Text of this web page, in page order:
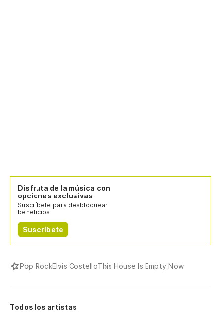
Disfruta de la música con
opciones exclusivas
Suscríbete para desbloquear
beneficios.
Suscríbete
Pop RockElvis CostelloThis House Is Empty Now
Todos los artistas